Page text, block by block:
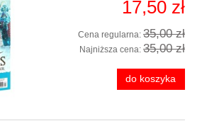
17,50 zł
Cena regularna: 35,00 zł
Najniższa cena: 35,00 zł
do koszyka